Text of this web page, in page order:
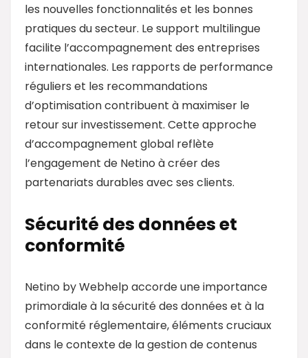
les nouvelles fonctionnalités et les bonnes
pratiques du secteur. Le support multilingue
facilite l’accompagnement des entreprises
internationales. Les rapports de performance
réguliers et les recommandations
d’optimisation contribuent à maximiser le
retour sur investissement. Cette approche
d’accompagnement global reflète
l’engagement de Netino à créer des
partenariats durables avec ses clients.
Sécurité des données et
conformité
Netino by Webhelp accorde une importance
primordiale à la sécurité des données et à la
conformité réglementaire, éléments cruciaux
dans le contexte de la gestion de contenus